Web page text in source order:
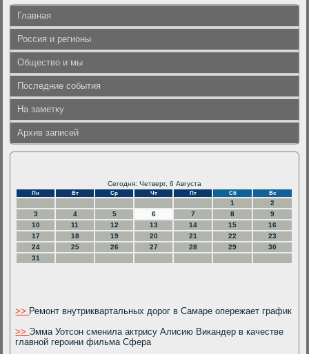
Главная
Россия и регионы
Общество и мы
Последние события
На заметку
Архив записей
Сегодня: Четверг, 6 Августа
Пн Вт Ср Чт Пт Сб Вс
1
2
3
4 5 6 7 8
9
10
11 12 13 14 15
16
17
18 19 20 21 22
23
24
25 26 27 28 29
30
31
>> Ремонт внутриквартальных дорог в Самаре опережает график
>> Эмма Уотсон сменила актрису Алисию Викандер в качестве
главной героини фильма Сфера